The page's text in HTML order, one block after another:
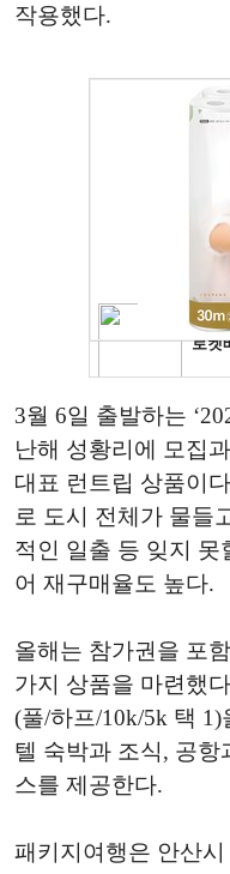
작용했다.
3월 6일 출발하는
난해 성황리에 모집
대표 런트립 상품이
로 도시 전체가 물들
적인 일출 등 잊지 못
어 재구매율도 높다.
올해는 참가권을 포
가지 상품을 마련했
(풀/하프/10k/5k 택
텔 숙박과 조식, 공항
스를 제공한다.
패키지여행은 안산